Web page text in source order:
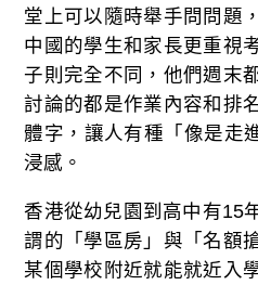
堂上可以隨時舉手問問題
中國的學生和家長更重視
子則完全不同，他們週末
討論的都是作業內容和排
體字，讓人有種「像是走
浸感。
香港從幼兒園到高中有15
謂的「學區房」與「名額
某個學校附近就能就近入